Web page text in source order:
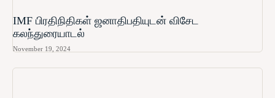
IMF பிரதிநிதிகள் ஜனாதிபதியுடன் விசேட
கலந்துரையாடல்
November 19, 2024